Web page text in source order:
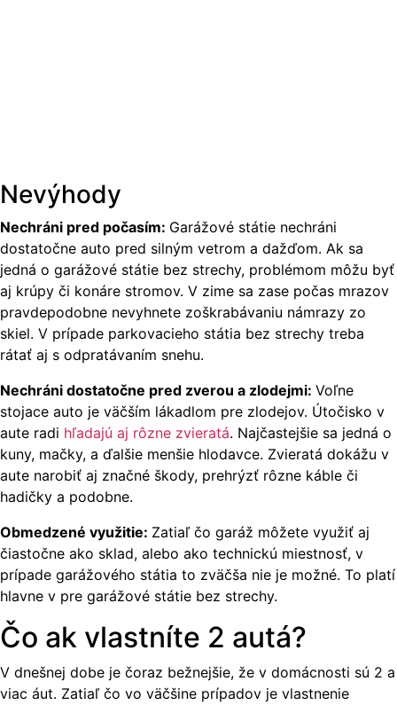
Nevýhody
Nechráni pred počasím: Garážové státie nechráni
dostatočne auto pred silným vetrom a dažďom. Ak sa
jedná o garážové státie bez strechy, problémom môžu byť
aj krúpy či konáre stromov. V zime sa zase počas mrazov
pravdepodobne nevyhnete zoškrabávaniu námrazy zo
skiel. V prípade parkovacieho státia bez strechy treba
rátať aj s odpratávaním snehu.
Nechráni dostatočne pred zverou a zlodejmi: Voľne
stojace auto je väčším lákadlom pre zlodejov. Útočisko v
aute radi hľadajú aj rôzne zvieratá. Najčastejšie sa jedná o
kuny, mačky, a ďalšie menšie hlodavce. Zvieratá dokážu v
aute narobiť aj značné škody, prehrýzť rôzne káble či
hadičky a podobne.
Obmedzené využitie: Zatiaľ čo garáž môžete využiť aj
čiastočne ako sklad, alebo ako technickú miestnosť, v
prípade garážového státia to zväčša nie je možné. To platí
hlavne v pre garážové státie bez strechy.
Čo ak vlastníte 2 autá?
V dnešnej dobe je čoraz bežnejšie, že v domácnosti sú 2 a
viac áut. Zatiaľ čo vo väčšine prípadov je vlastnenie